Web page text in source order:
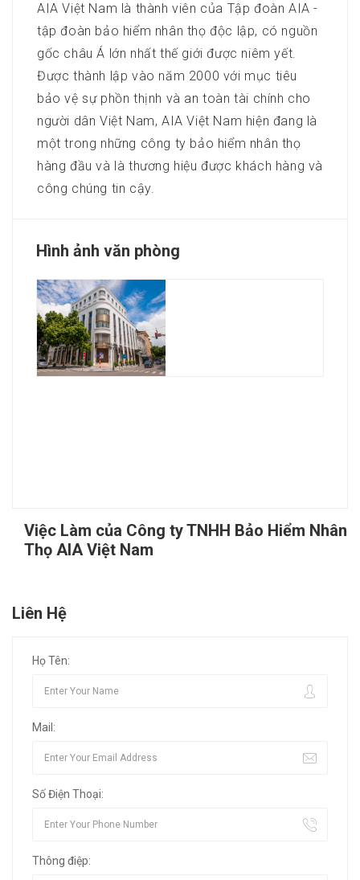
AIA Việt Nam là thành viên của Tập đoàn AIA -
tập đoàn bảo hiểm nhân thọ độc lập, có nguồn
gốc châu Á lớn nhất thế giới được niêm yết.
Được thành lập vào năm 2000 với mục tiêu
bảo vệ sự phồn thịnh và an toàn tài chính cho
người dân Việt Nam, AIA Việt Nam hiện đang là
một trong những công ty bảo hiểm nhân thọ
hàng đầu và là thương hiệu được khách hàng và
công chúng tin cậy.
Hình ảnh văn phòng
Việc Làm của Công ty TNHH Bảo Hiểm Nhân
Thọ AIA Việt Nam
Liên Hệ
Họ Tên:
Mail:
Số Điện Thoại:
Thông điệp: